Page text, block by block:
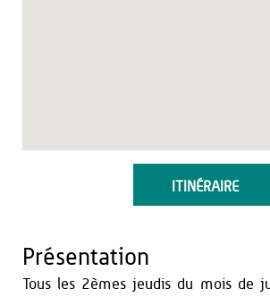
ITINÉRAIRE
Présentation
Tous les 2èmes jeudis du mois de